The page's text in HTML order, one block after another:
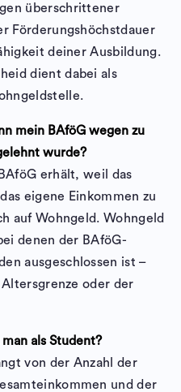
überschrittener
Förderungshöchstdauer
deiner Ausbildung.
dient dabei als
mein BAföG wegen zu
wurde?
erhält, weil das
eigene Einkommen zu
auf Wohngeld. Wohngeld
denen der BAföG-
ausgeschlossen ist –
oder der
als Student?
von der Anzahl der
und der